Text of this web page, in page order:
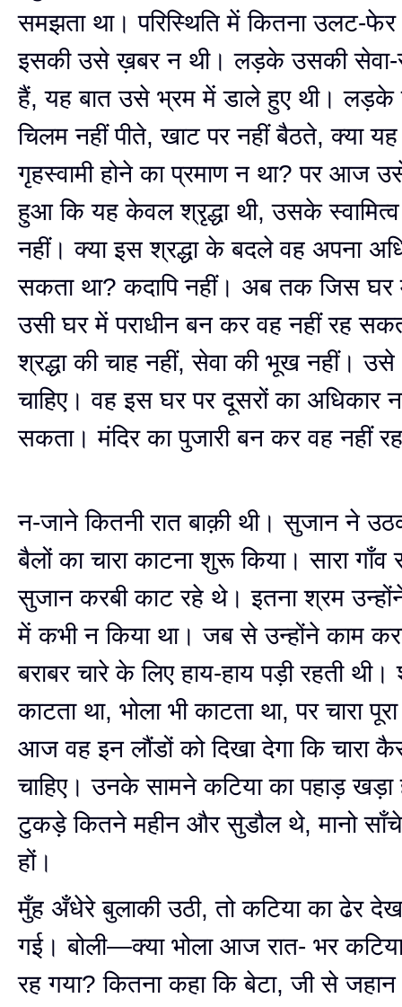
समझता था। परिस्थिति में कितना उलट-फेर
इसकी उसे ख़बर न थी। लड़के उसकी सेवा-
हैं, यह बात उसे भ्रम में डाले हुए थी।
चिलम नहीं पीते, खाट पर नहीं बैठते, क्या
गृहस्वामी होने का प्रमाण न था? पर आज
हुआ कि यह केवल श्रृद्धा थी, उसके स्वामित्व
नहीं। क्या इस श्रद्धा के बदले वह अपना
सकता था? कदापि नहीं। अब तक जिस घर
उसी घर में पराधीन बन कर वह नहीं रह
श्रद्धा की चाह नहीं, सेवा की भूख नहीं। उसे
चाहिए। वह इस घर पर दूसरों का अधिकार
सकता। मंदिर का पुजारी बन कर वह नहीं
न-जाने कितनी रात बाक़ी थी। सुजान ने
बैलों का चारा काटना शुरू किया। सारा गाँव
सुजान करबी काट रहे थे। इतना श्रम
में कभी न किया था। जब से उन्होंने काम
बराबर चारे के लिए हाय-हाय पड़ी रहती
काटता था, भोला भी काटता था, पर चारा
आज वह इन लौंडों को दिखा देगा कि चारा
चाहिए। उनके सामने कटिया का पहाड़
टुकड़े कितने महीन और सुडौल थे, मानो
हों।
मुँह अँधेरे बुलाकी उठी, तो कटिया का ढेर
गई। बोली—क्या भोला आज रात- भर
रह गया? कितना कहा कि बेटा, जी से जहान